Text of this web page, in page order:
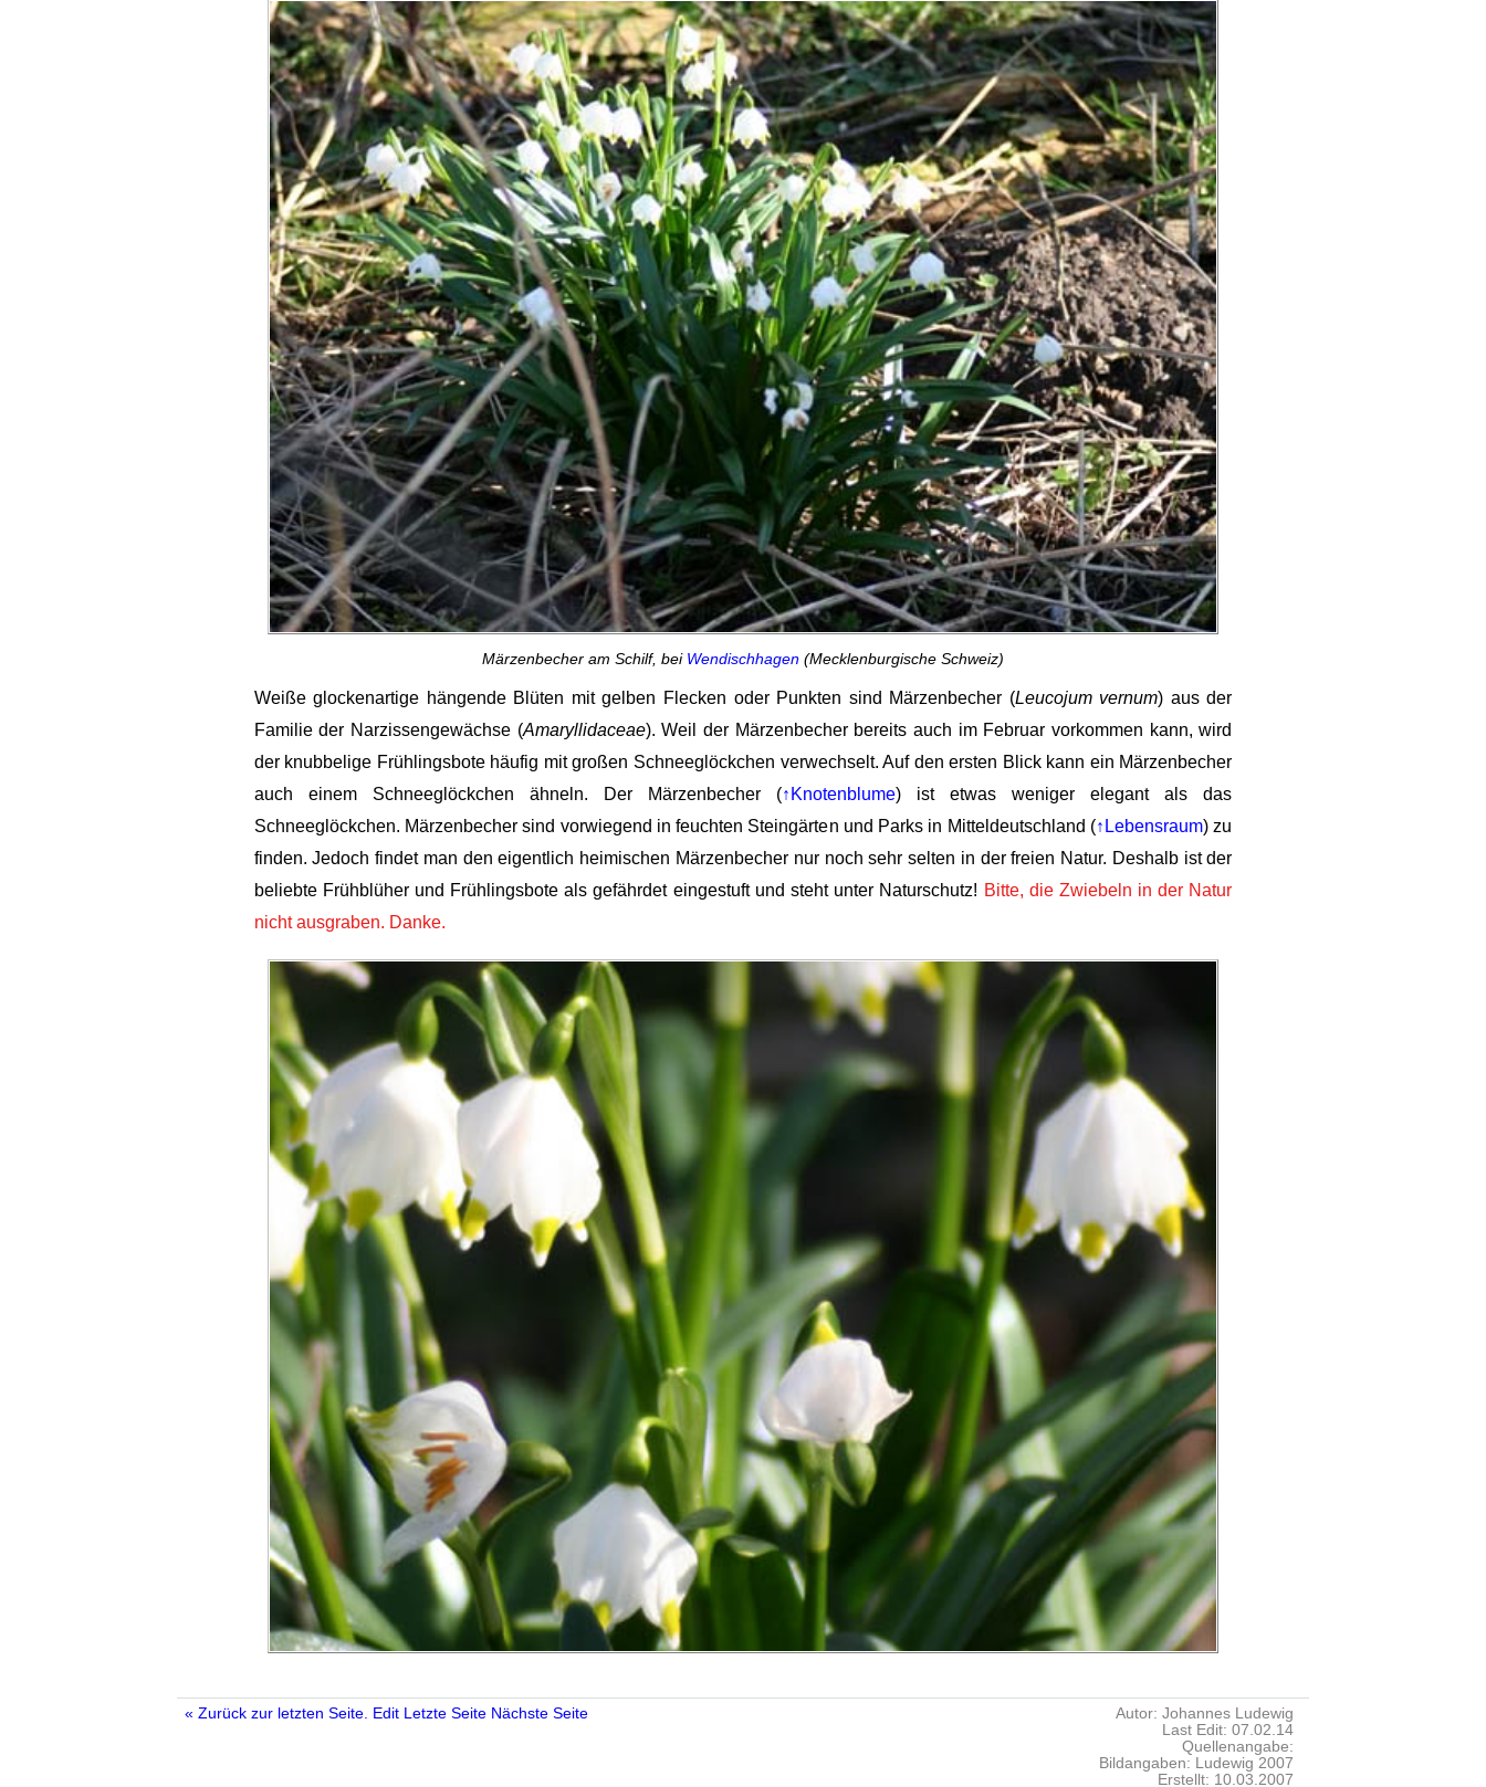
Märzenbecher am Schilf, bei Wendischhagen (Mecklenburgische Schweiz)
Weiße glockenartige hängende Blüten mit gelben Flecken oder Punkten sind Märzenbecher (Leucojum vernum) aus der
Familie der Narzissengewächse (Amaryllidaceae). Weil der Märzenbecher bereits auch im Februar vorkommen kann, wird
der knubbelige Frühlingsbote häufig mit großen Schneeglöckchen verwechselt. Auf den ersten Blick kann ein Märzenbecher
auch einem Schneeglöckchen ähneln. Der Märzenbecher (↑Knotenblume) ist etwas weniger elegant als das
Schneeglöckchen. Märzenbecher sind vorwiegend in feuchten Steingärten und Parks in Mitteldeutschland (↑Lebensraum) zu
finden. Jedoch findet man den eigentlich heimischen Märzenbecher nur noch sehr selten in der freien Natur. Deshalb ist der
beliebte Frühblüher und Frühlingsbote als gefährdet eingestuft und steht unter Naturschutz! Bitte, die Zwiebeln in der Natur
nicht ausgraben. Danke.
« Zurück zur letzten Seite. Edit Letzte Seite Nächste Seite
Autor: Johannes Ludewig
Last Edit: 07.02.14
Quellenangabe:
Bildangaben: Ludewig 2007
Erstellt: 10.03.2007